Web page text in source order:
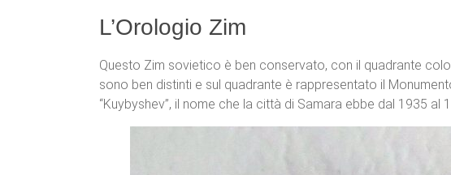
L’Orologio Zim
Questo Zim sovietico è ben conservato, con il quadrante
sono ben distinti e sul quadrante è rappresentato il
“Kuybyshev”, il nome che la città di Samara ebbe dal 1935